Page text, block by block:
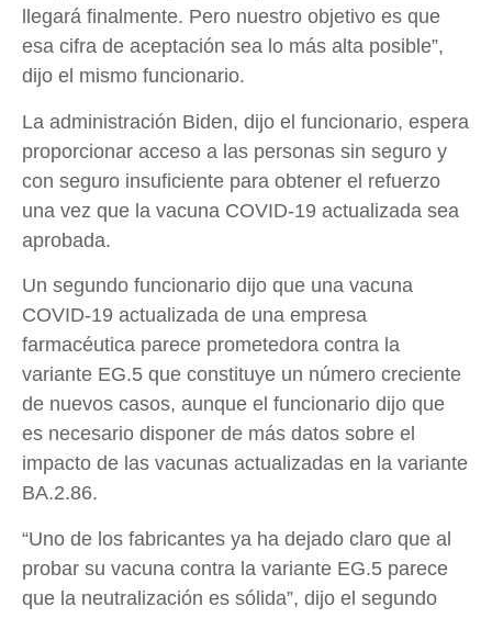
llegará finalmente. Pero nuestro objetivo es que
esa cifra de aceptación sea lo más alta posible”,
dijo el mismo funcionario.
La administración Biden, dijo el funcionario, espera
proporcionar acceso a las personas sin seguro y
con seguro insuficiente para obtener el refuerzo
una vez que la vacuna COVID-19 actualizada sea
aprobada.
Un segundo funcionario dijo que una vacuna
COVID-19 actualizada de una empresa
farmacéutica parece prometedora contra la
variante EG.5 que constituye un número creciente
de nuevos casos, aunque el funcionario dijo que
es necesario disponer de más datos sobre el
impacto de las vacunas actualizadas en la variante
BA.2.86.
“Uno de los fabricantes ya ha dejado claro que al
probar su vacuna contra la variante EG.5 parece
que la neutralización es sólida”, dijo el segundo